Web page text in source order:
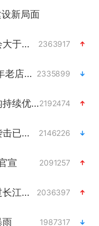
新局面
白海豚对华东华北影响会大于巴威 2363917
于东来回应胖东来近25年老店年底关闭 2335899
上半年我国经营主体结构持续优化2192474
俄称边境州遭乌大规模袭击已致13伤 2146226
宣 2091257
全球最大级别运输船通过长江大桥 2036397
雨 1987317